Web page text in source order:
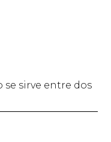
sirve entre dos